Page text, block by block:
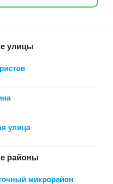
улицы
улица
районы
микрорайон